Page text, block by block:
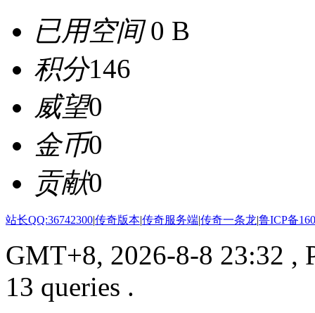
已用空间0 B
积分146
威望0
金币0
贡献0
站长QQ:36742300|传奇版本|传奇服务端|传奇一条龙|鲁ICP备
GMT+8, 2026-8-8 23:32 ,
13 queries .